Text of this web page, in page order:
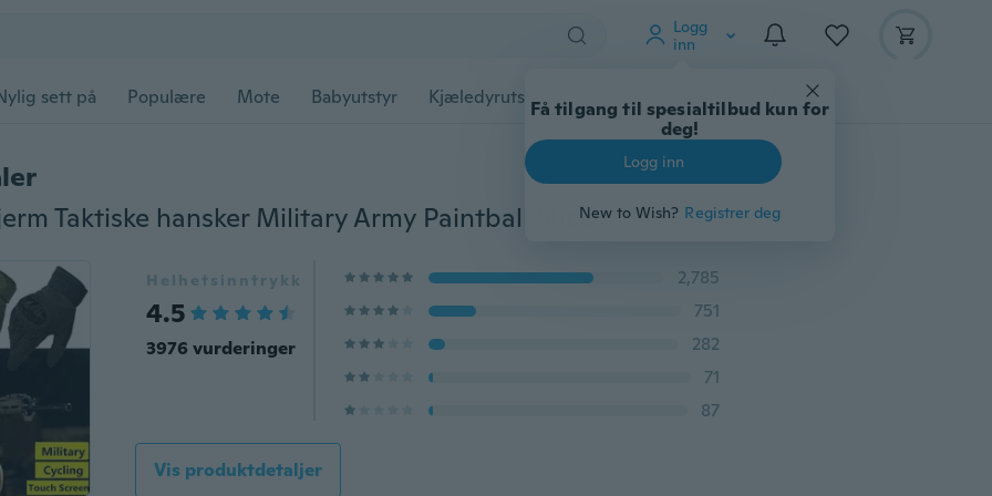
Logg
inn
Få tilgang til spesialtilbud kun for
deg!
Logg inn
New to Wish? Registrer deg
sett på Populære Mote Babyutstyr Kjæledyrutstyr Gadgets Verktøy
Berøringsskjerm Taktiske hansker Military Army Paintball Shooting Airsoft Combat Anti-skid Gummi Hard Knoke Full fingerhansker
Helhetsinntrykk
4.5
3976 vurderinger
2,785
751
282
71
87
Vis produktdetaljer